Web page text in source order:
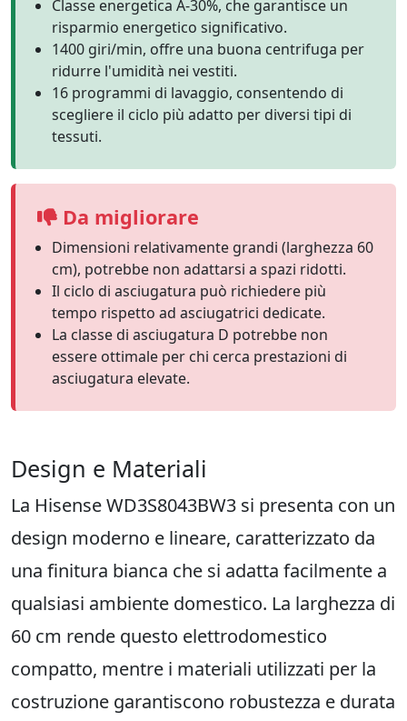
Classe energetica A-30%, che garantisce un
risparmio energetico significativo.
1400 giri/min, offre una buona centrifuga per
ridurre l'umidità nei vestiti.
16 programmi di lavaggio, consentendo di
scegliere il ciclo più adatto per diversi tipi di
tessuti.
Da migliorare
Dimensioni relativamente grandi (larghezza 60
cm), potrebbe non adattarsi a spazi ridotti.
Il ciclo di asciugatura può richiedere più
tempo rispetto ad asciugatrici dedicate.
La classe di asciugatura D potrebbe non
essere ottimale per chi cerca prestazioni di
asciugatura elevate.
Design e Materiali
La Hisense WD3S8043BW3 si presenta con un
design moderno e lineare, caratterizzato da
una finitura bianca che si adatta facilmente a
qualsiasi ambiente domestico. La larghezza di
60 cm rende questo elettrodomestico
compatto, mentre i materiali utilizzati per la
costruzione garantiscono robustezza e durata